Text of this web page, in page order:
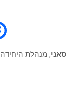
, מנהלת היחידה